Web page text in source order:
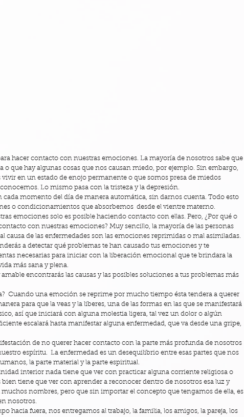
hacer contacto con nuestras emociones. La mayoría de nosotros sabe que
o que hay algunas cosas que nos causan miedo, por ejemplo. Sin embargo,
en un estado de enojo permanente o que somos presa de miedos
Lo mismo pasa con la tristeza y la depresión.
cada momento del día de manera automática, sin darnos cuenta. Todo esto
o condicionamientos que absorbemos  desde el vientre materno.
emociones solo es posible haciendo contacto con ellas. Pero, ¿Por qué o
con nuestras emociones? Muy sencillo, la mayoría de las personas
causa de las enfermedades son las emociones reprimidas o mal asimiladas.
a detectar qué problemas te han causado tus emociones y te
necesarias para iniciar con la liberación emocional que te brindara la
más sana y plena.
encontrarás las causas y las posibles soluciones a tus problemas más
Cuando una emoción se reprime por mucho tiempo ésta tendera a querer
para que la veas y la liberes, una de las formas en las que se manifestará
así que iniciará con alguna molestia ligera, tal vez un dolor o algún
escalará hasta manifestar alguna enfermedad, que va desde una gripe,
de no querer hacer contacto con la parte más profunda de nosotros
espíritu.  La enfermedad es un desequilibrio entre esas partes que nos
la parte material y la parte espiritual.
interior nada tiene que ver con practicar alguna corriente religiosa o
bien tiene que ver con aprender a reconocer dentro de nosotros esa luz y
muchos nombres, pero que sin importar el concepto que tengamos de ella, es
nosotros.
hacia fuera, nos entregamos al trabajo, la familia, los amigos, la pareja, los